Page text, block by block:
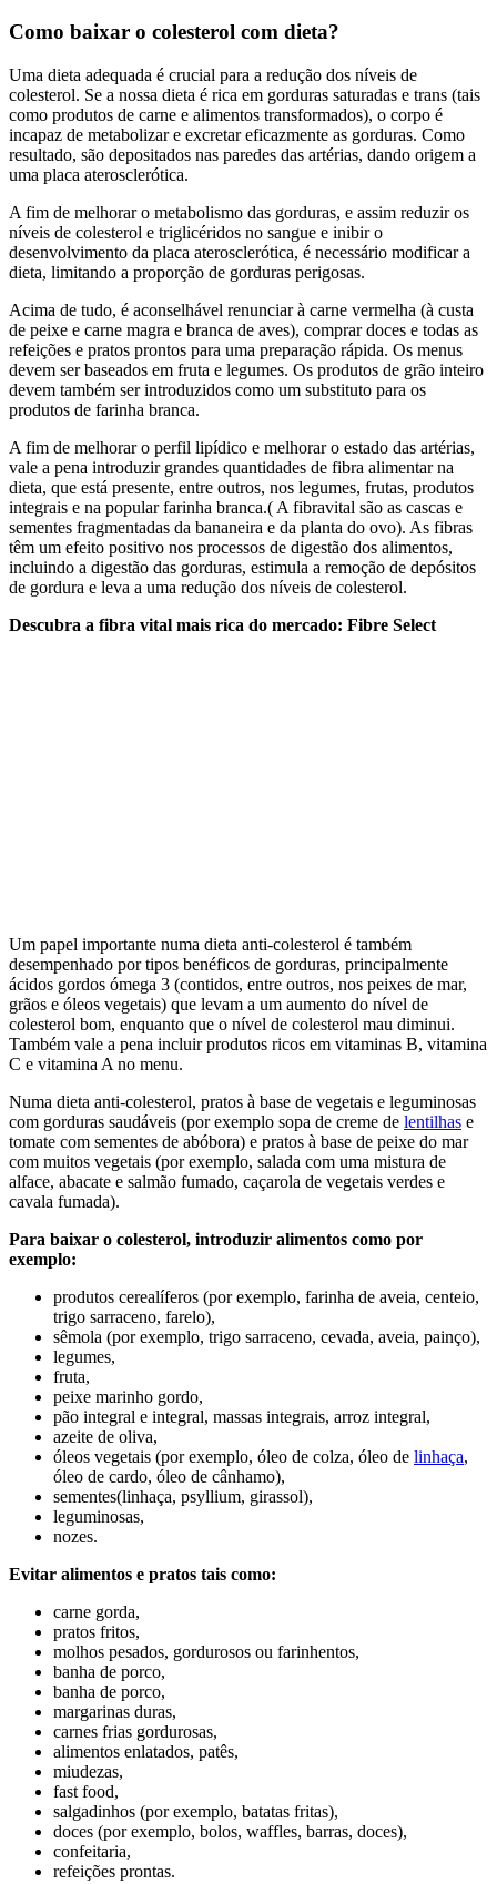
Como baixar o colesterol com dieta?
Uma dieta adequada é crucial para a redução dos níveis de
colesterol. Se a nossa dieta é rica em gorduras saturadas e trans (tais
como produtos de carne e alimentos transformados), o corpo é
incapaz de metabolizar e excretar eficazmente as gorduras. Como
resultado, são depositados nas paredes das artérias, dando origem a
uma placa aterosclerótica.
A fim de melhorar o metabolismo das gorduras, e assim reduzir os
níveis de colesterol e triglicéridos no sangue e inibir o
desenvolvimento da placa aterosclerótica, é necessário modificar a
dieta, limitando a proporção de gorduras perigosas.
Acima de tudo, é aconselhável renunciar à carne vermelha (à custa
de peixe e carne magra e branca de aves), comprar doces e todas as
refeições e pratos prontos para uma preparação rápida. Os menus
devem ser baseados em fruta e legumes. Os produtos de grão inteiro
devem também ser introduzidos como um substituto para os
produtos de farinha branca.
A fim de melhorar o perfil lipídico e melhorar o estado das artérias,
vale a pena introduzir grandes quantidades de fibra alimentar na
dieta, que está presente, entre outros, nos legumes, frutas, produtos
integrais e na popular farinha branca.( A fibravital são as cascas e
sementes fragmentadas da bananeira e da planta do ovo). As fibras
têm um efeito positivo nos processos de digestão dos alimentos,
incluindo a digestão das gorduras, estimula a remoção de depósitos
de gordura e leva a uma redução dos níveis de colesterol.
Descubra a fibra vital mais rica do mercado: Fibre Select
Um papel importante numa dieta anti-colesterol é também
desempenhado por tipos benéficos de gorduras, principalmente
ácidos gordos ómega 3 (contidos, entre outros, nos peixes de mar,
grãos e óleos vegetais) que levam a um aumento do nível de
colesterol bom, enquanto que o nível de colesterol mau diminui.
Também vale a pena incluir produtos ricos em vitaminas B, vitamina
C e vitamina A no menu.
Numa dieta anti-colesterol, pratos à base de vegetais e leguminosas
com gorduras saudáveis (por exemplo sopa de creme de lentilhas e
tomate com sementes de abóbora) e pratos à base de peixe do mar
com muitos vegetais (por exemplo, salada com uma mistura de
alface, abacate e salmão fumado, caçarola de vegetais verdes e
cavala fumada).
Para baixar o colesterol, introduzir alimentos como por
exemplo:
produtos cerealíferos (por exemplo, farinha de aveia, centeio,
trigo sarraceno, farelo),
sêmola (por exemplo, trigo sarraceno, cevada, aveia, painço),
legumes,
fruta,
peixe marinho gordo,
pão integral e integral, massas integrais, arroz integral,
azeite de oliva,
óleos vegetais (por exemplo, óleo de colza, óleo de linhaça,
óleo de cardo, óleo de cânhamo),
sementes(linhaça, psyllium, girassol),
leguminosas,
nozes.
Evitar alimentos e pratos tais como:
carne gorda,
pratos fritos,
molhos pesados, gordurosos ou farinhentos,
banha de porco,
banha de porco,
margarinas duras,
carnes frias gordurosas,
alimentos enlatados, patês,
miudezas,
fast food,
salgadinhos (por exemplo, batatas fritas),
doces (por exemplo, bolos, waffles, barras, doces),
confeitaria,
refeições prontas.